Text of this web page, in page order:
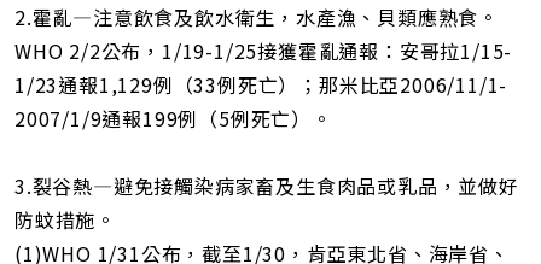
2.霍亂—注意飲食及飲水衛生，水產漁、貝類應熟食。
WHO 2/2公布，1/19-1/25接獲霍亂通報：安哥拉1/15-
1/23通報1,129例（33例死亡）；那米比亞2006/11/1-
2007/1/9通報199例（5例死亡）。
3.裂谷熱—避免接觸染病家畜及生食肉品或乳品，並做好
防蚊措施。
(1)WHO 1/31公布，截至1/30，肯亞東北省、海岸省、